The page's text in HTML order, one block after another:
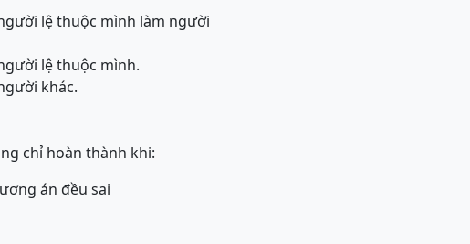
lệ thuộc mình làm người
lệ thuộc mình.
khác.
chỉ hoàn thành khi:
án đều sai